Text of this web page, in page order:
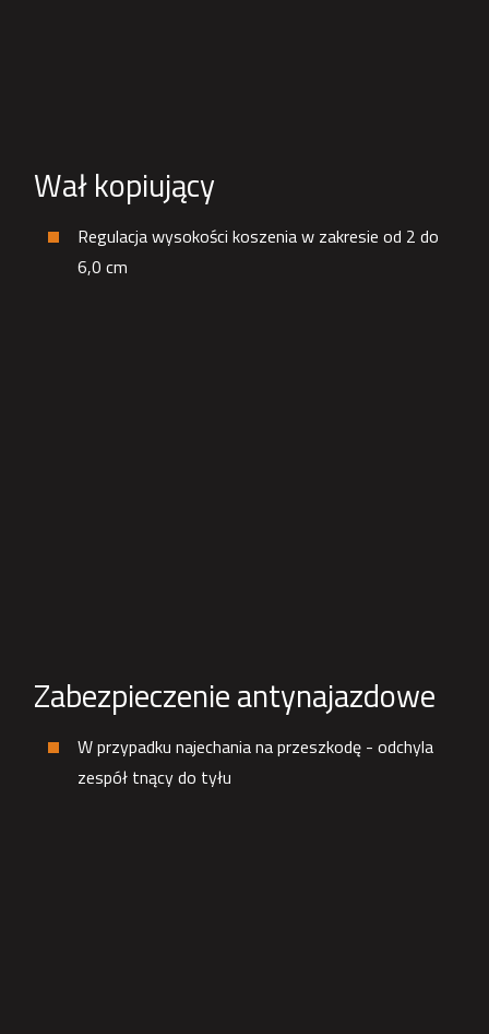
Wał kopiujący
Regulacja wysokości koszenia w zakresie od 2 do
6,0 cm
Zabezpieczenie antynajazdowe
W przypadku najechania na przeszkodę - odchyla
zespół tnący do tyłu